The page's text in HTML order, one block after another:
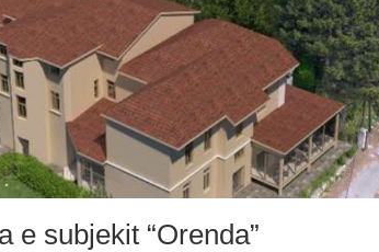
e subjekit “Orenda”